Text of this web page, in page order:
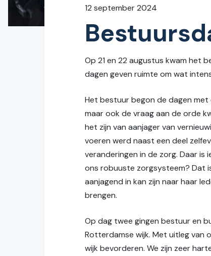
12 september 2024
Op 21 en 22 augustus kwam het
dagen geven ruimte om wat
Het bestuur begon de dagen
maar ook de vraag aan de orde
het zijn van aanjager van
voeren werd naast een deel
veranderingen in de zorg. Daar
ons robuuste zorgsysteem? Dat
aanjagend in kan zijn naar haar
brengen.
Op dag twee gingen bestuur en
Rotterdamse wijk. Met uitleg van
wijk bevorderen. We zijn zeer